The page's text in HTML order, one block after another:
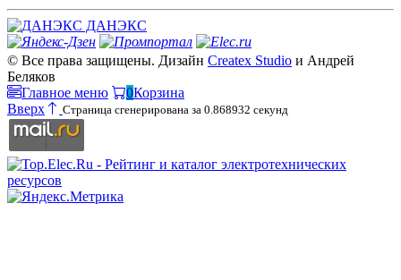
ДАНЭКС
© Все права защищены. Дизайн Createx Studio и Андрей
Беляков
Главное меню
0Корзина
Вверх
Страница сгенерирована за 0.868932 секунд